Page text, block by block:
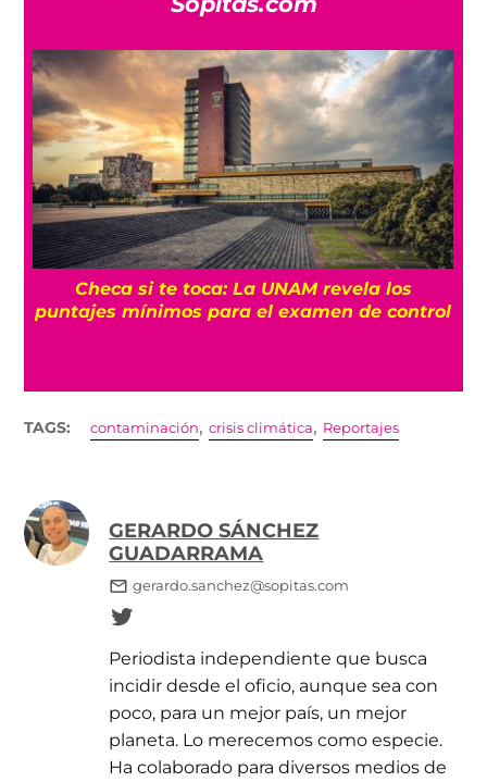
UNAM cancela contrato con Territorium Life,
empresa encargada del examen de admisión
TAGS: contaminación,crisis climática, Reportajes
GERARDO SÁNCHEZ
GUADARRAMA
gerardo.sanchez@sopitas.com
Periodista independiente que busca
incidir desde el oficio, aunque sea con
poco, para un mejor país, un mejor
planeta. Lo merecemos como especie.
Ha colaborado para diversos medios de